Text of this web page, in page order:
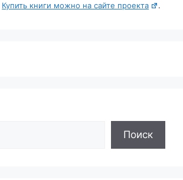
Купить книги можно на сайте проекта .
Поиск